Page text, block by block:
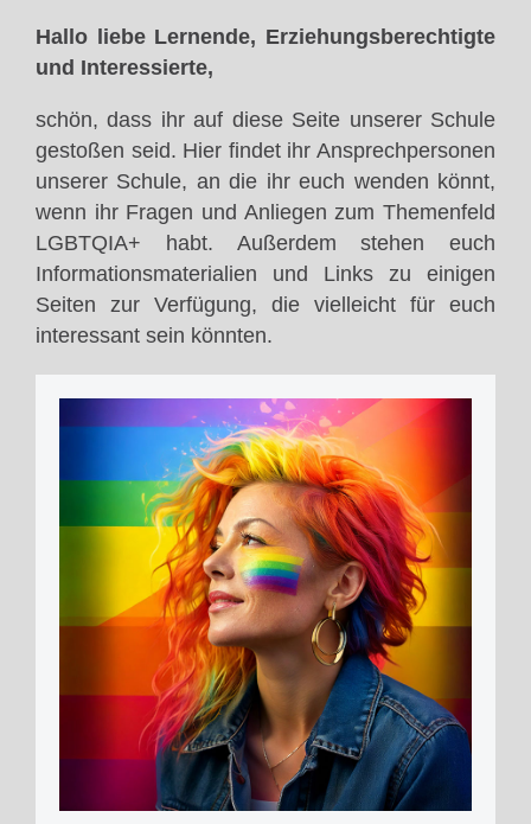
Hallo liebe Lernende, Erziehungsberechtigte
und Interessierte,
schön, dass ihr auf diese Seite unserer Schule
gestoßen seid. Hier findet ihr Ansprechpersonen
unserer Schule, an die ihr euch wenden könnt,
wenn ihr Fragen und Anliegen zum Themenfeld
LGBTQIA+ habt. Außerdem stehen euch
Informationsmaterialien und Links zu einigen
Seiten zur Verfügung, die vielleicht für euch
interessant sein könnten.